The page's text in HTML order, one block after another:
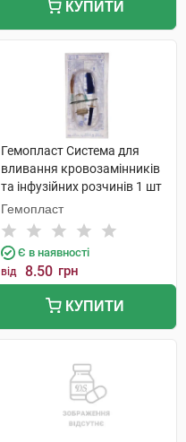
КУПИТИ
Гемопласт Система для
вливання кровозамінників
та інфузійних розчинів 1 шт
Гемопласт
Є в наявності
від 8.50 грн
КУПИТИ